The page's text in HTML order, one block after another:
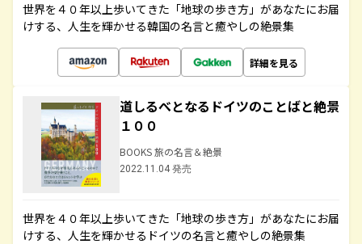
世界を４０年以上歩いてきた「地球の歩き方」があなたにお届
けする、人生を輝かせる韓国の名言と癒やしの絶景集
詳細を見る
道しるべとなるドイツのことばと絶景
１００
BOOKS 旅の名言＆絶景
2022.11.04 発売
世界を４０年以上歩いてきた「地球の歩き方」があなたにお届
けする、人生を輝かせるドイツの名言と癒やしの絶景集